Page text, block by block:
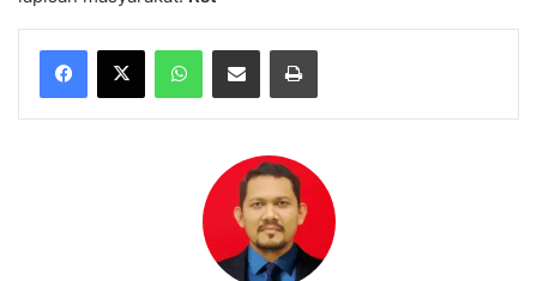
WhatsAppShare via Email Print